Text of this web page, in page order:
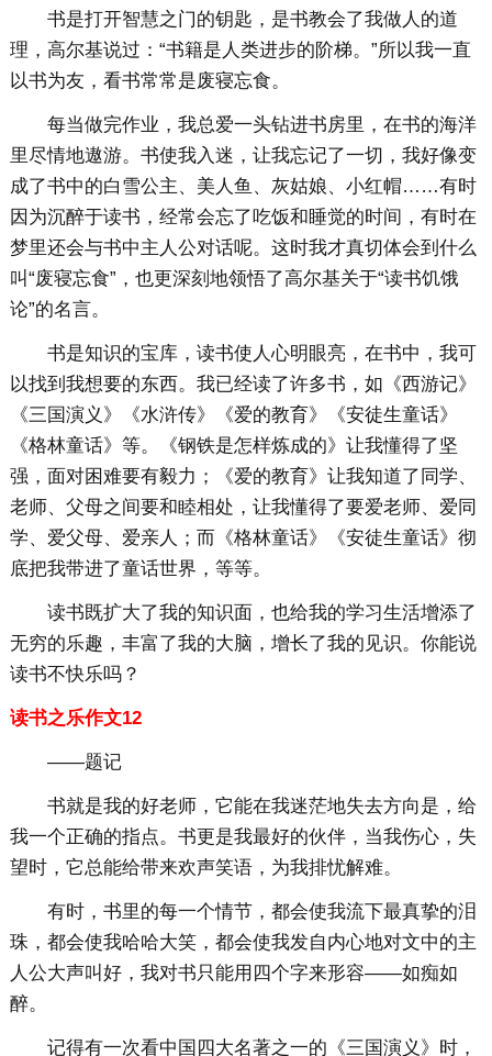
书是打开智慧之门的钥匙，是书教会了我做人的道
理，高尔基说过：“书籍是人类进步的阶梯。”所以我一直
以书为友，看书常常是废寝忘食。
每当做完作业，我总爱一头钻进书房里，在书的海洋
里尽情地遨游。书使我入迷，让我忘记了一切，我好像变
成了书中的白雪公主、美人鱼、灰姑娘、小红帽……有时
因为沉醉于读书，经常会忘了吃饭和睡觉的时间，有时在
梦里还会与书中主人公对话呢。这时我才真切体会到什么
叫“废寝忘食”，也更深刻地领悟了高尔基关于“读书饥饿
论”的名言。
书是知识的宝库，读书使人心明眼亮，在书中，我可
以找到我想要的东西。我已经读了许多书，如《西游记》
《三国演义》《水浒传》《爱的教育》《安徒生童话》
《格林童话》等。《钢铁是怎样炼成的》让我懂得了坚
强，面对困难要有毅力；《爱的教育》让我知道了同学、
老师、父母之间要和睦相处，让我懂得了要爱老师、爱同
学、爱父母、爱亲人；而《格林童话》《安徒生童话》彻
底把我带进了童话世界，等等。
读书既扩大了我的知识面，也给我的学习生活增添了
无穷的乐趣，丰富了我的大脑，增长了我的见识。你能说
读书不快乐吗？
读书之乐作文12
——题记
书就是我的好老师，它能在我迷茫地失去方向是，给
我一个正确的指点。书更是我最好的伙伴，当我伤心，失
望时，它总能给带来欢声笑语，为我排忧解难。
有时，书里的每一个情节，都会使我流下最真挚的泪
珠，都会使我哈哈大笑，都会使我发自内心地对文中的主
人公大声叫好，我对书只能用四个字来形容——如痴如
醉。
记得有一次看中国四大名著之一的《三国演义》时，